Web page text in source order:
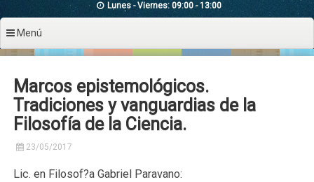
Lunes - Viernes: 09:00 - 13:00
Menú
Marcos epistemológicos.
Tradiciones y vanguardias de la
Filosofía de la Ciencia.
23/05/2017
Lic. en Filosof?a Gabriel Paravano: